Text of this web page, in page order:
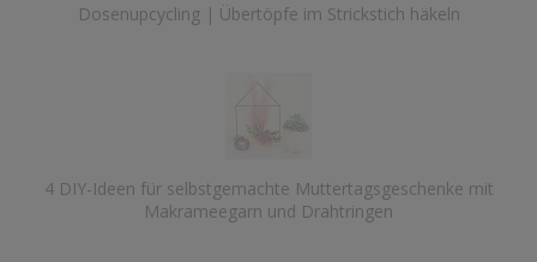
Dosenupcycling | Übertöpfe im Strickstich häkeln
4 DIY-Ideen für selbstgemachte Muttertagsgeschenke mit
Makrameegarn und Drahtringen